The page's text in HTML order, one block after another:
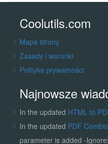
Coolutils.com
Mapa strony
Zasady i warunki
Polityka prywatności
Najnowsze
In the updated HTML to
In the updated PDF
parameter is added -